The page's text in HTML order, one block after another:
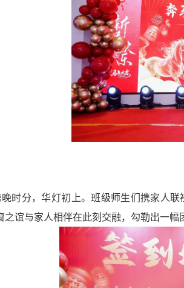
晚时分，华灯初上。班级师生们携家人
之谊与家人相伴在此刻交融，勾勒出一幅